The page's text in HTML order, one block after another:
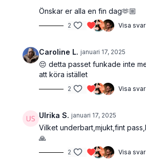
Önskar er alla en fin dag🫶🏼
2 Visa svar
Caroline L. januari 17, 2025
😔 detta passet funkade inte
att köra istället
2 Visa svar
Ulrika S. januari 17, 2025
Vilket underbart,mjukt,fint
🙏
2 Visa svar